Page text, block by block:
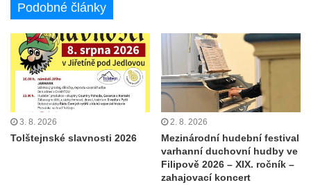
Podobné články
3. 8. 2026
Tolštejnské slavnosti 2026
2. 8. 2026
Mezinárodní hudební festival
varhanní duchovní hudby ve
Filipově 2026 – XIX. ročník –
zahajovací koncert